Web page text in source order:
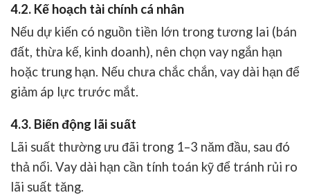
4.2. Kế hoạch tài chính cá nhân
Nếu dự kiến có nguồn tiền lớn trong tương lai (bán
đất, thừa kế, kinh doanh), nên chọn vay ngắn hạn
hoặc trung hạn. Nếu chưa chắc chắn, vay dài hạn để
giảm áp lực trước mắt.
4.3. Biến động lãi suất
Lãi suất thường ưu đãi trong 1–3 năm đầu, sau đó
thả nổi. Vay dài hạn cần tính toán kỹ để tránh rủi ro
lãi suất tăng.